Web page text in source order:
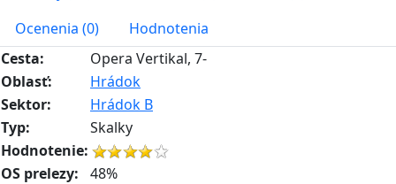
Ocenenia (0)
Hodnotenia
Cesta:
Opera Vertikal, 7-
Oblasť:
Hrádok
Sektor:
Hrádok B
Typ:
Skalky
Hodnotenie:
OS prelezy:
48%